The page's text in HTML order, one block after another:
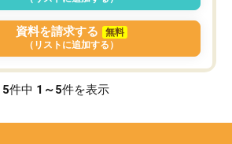
資料を請求する
無料
（リストに追加する）
5件中 1～5件を表示